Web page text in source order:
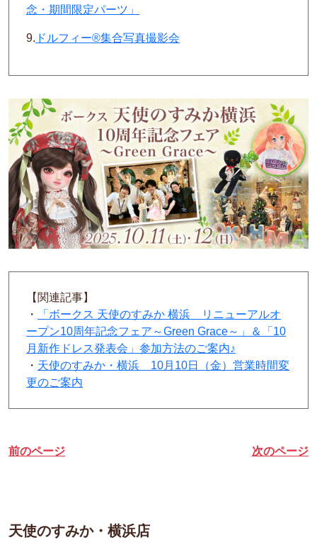
念・期間限定パーツ」
9. ドルフィー®集合写真撮影会
【関連記事】
・
「ボークス 天使のすみか 横浜 リニューアルオ
ープン10周年記念フェア～Green Grace～」＆「10
月新作ドレス発表会」参加方法のご案内♪
・ 天使のすみか・横浜 10月10日（金）営業時間変
更のご案内
前のページ 次のページ
天使のすみか・横浜店